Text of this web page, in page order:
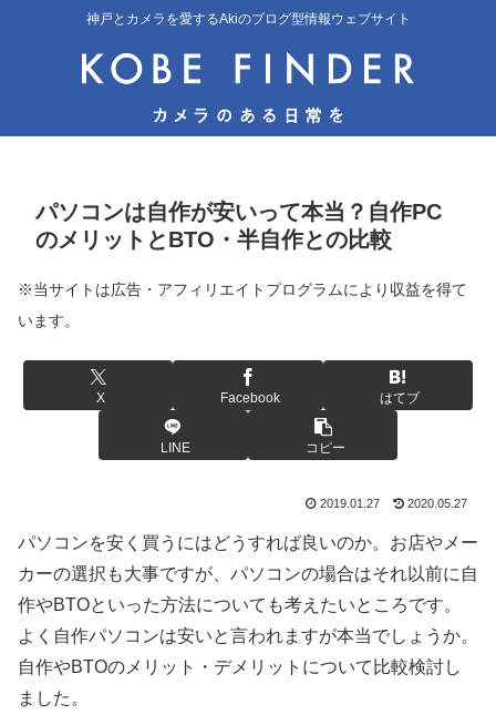
神戸とカメラを愛するAkiのブログ型情報ウェブサイト
パソコンは自作が安いって本当？自作PC
のメリットとBTO・半自作との比較
※当サイトは広告・アフィリエイトプログラムにより収益を得て
います。
X Facebook はてブ
LINE コピー
2019.01.27 2020.05.27
パソコンを安く買うにはどうすれば良いのか。お店やメー
カーの選択も大事ですが、パソコンの場合はそれ以前に自
作やBTOといった方法についても考えたいところです。
よく自作パソコンは安いと言われますが本当でしょうか。
自作やBTOのメリット・デメリットについて比較検討し
ました。